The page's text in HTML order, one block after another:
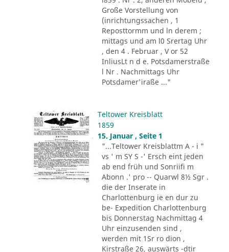
Große Vorstellung von
(inrichtungssachen , 1
Reposttormm und ln derem ;
mittags und am l0 Srertag Uhr
, den 4 . Februar , V or 52
InliusLt n d e. Potsdamerstraße
l Nr . Nachmittags Uhr
Potsdamer'iraße ..."
Teltower Kreisblatt
1859
15. Januar , Seite 1
"...Teltower Kreisblattm A - i "
vs ' m SY S -' Ersch eint jeden
ab end früh und Sonriifi m
Abonn .' pro -- Quarwl 8½ Sgr .
die der Inserate in
Charlottenburg ie en dur zu
be- Expedition Charlottenburg
bis Donnerstag Nachmittag 4
Uhr einzusenden sind ,
werden mit 1Sr ro dion ,
Kirstraße 26, auswärts -dtir